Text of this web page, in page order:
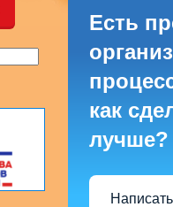
Есть
как
лучше?